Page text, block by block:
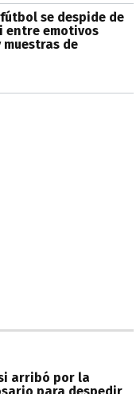
se despide de
entre emotivos
muestras de
arribó por la